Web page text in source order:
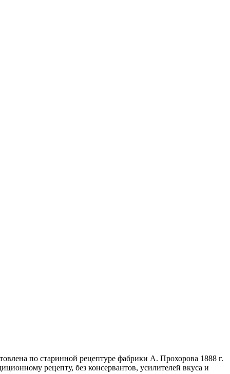
по старинной рецептуре фабрики А. Прохорова 1888 г.
рецепту, без консервантов, усилителей вкуса и